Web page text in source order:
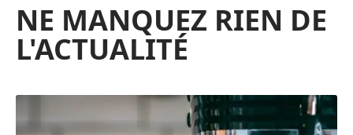
NE MANQUEZ RIEN DE
L'ACTUALITÉ